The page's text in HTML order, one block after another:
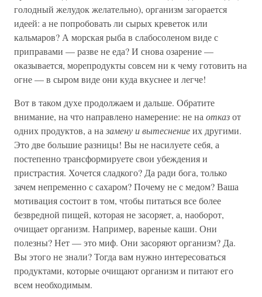
голодный желудок желательно), организм загорается
идеей: а не попробовать ли сырых креветок или
кальмаров? А морская рыба в слабосоленом виде с
приправами — разве не еда? И снова озарение —
оказывается, морепродукты совсем ни к чему готовить на
огне — в сыром виде они куда вкуснее и легче!
Вот в таком духе продолжаем и дальше. Обратите
внимание, на что направлено намерение: не на отказот
одних продуктов, а на замену и вытеснениеих другими.
Это две большие разницы! Вы не насилуете себя, а
постепенно трансформируете свои убеждения и
пристрастия. Хочется сладкого? Да ради бога, только
зачем непременно с сахаром? Почему не с медом? Ваша
мотивация состоит в том, чтобы питаться все более
безвредной пищей, которая не засоряет, а, наоборот,
очищает организм. Например, вареные каши. Они
полезны? Нет — это миф. Они засоряют организм? Да.
Вы этого не знали? Тогда вам нужно интересоваться
продуктами, которые очищают организм и питают его
всем необходимым.